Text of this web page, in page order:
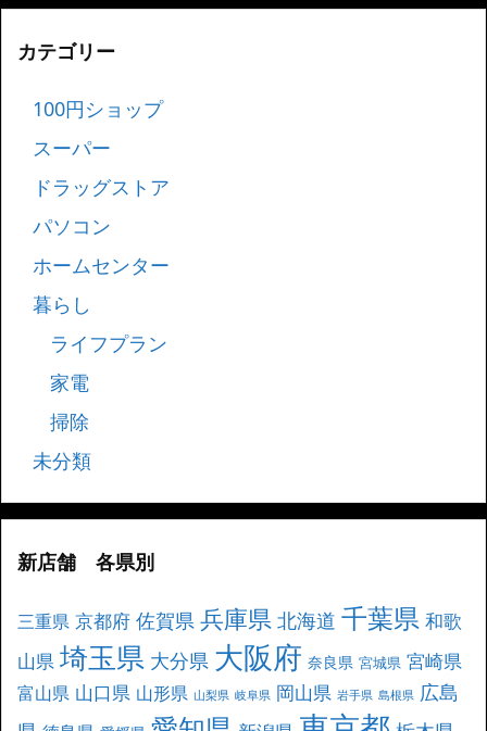
カテゴリー
100円ショップ
スーパー
ドラッグストア
パソコン
ホームセンター
暮らし
ライフプラン
家電
掃除
未分類
新店舗 各県別
三重県 京都府 佐賀県 兵庫県 北海道 千葉県 和歌
山県 埼玉県 大分県 大阪府 奈良県 宮城県 宮崎県
富山県 山口県 山形県 山梨県 岐阜県 岡山県 岩手県 島根県 広島